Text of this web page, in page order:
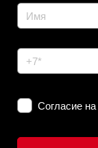
Согласие на